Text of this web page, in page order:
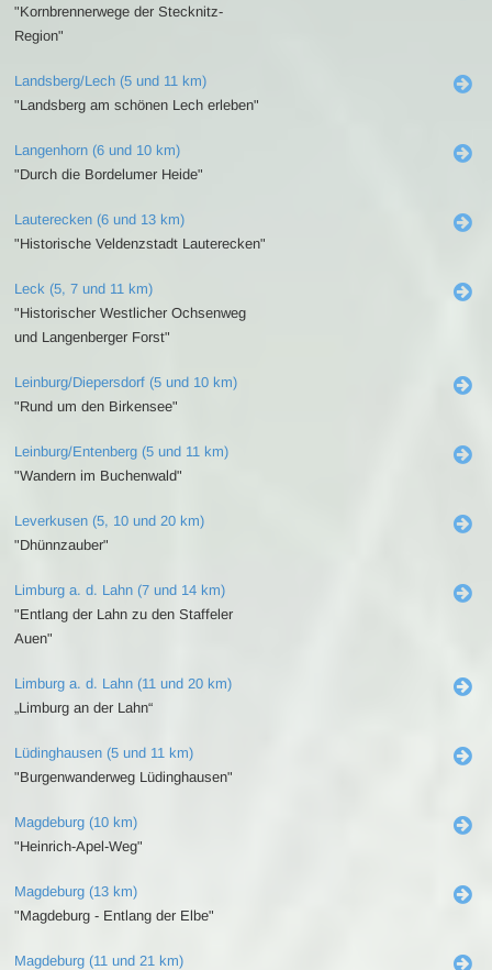
"Kornbrennerwege der Stecknitz-
Region"
Landsberg/Lech (5 und 11 km)
"Landsberg am schönen Lech erleben"
Langenhorn (6 und 10 km)
"Durch die Bordelumer Heide"
Lauterecken (6 und 13 km)
"Historische Veldenzstadt Lauterecken"
Leck (5, 7 und 11 km)
"Historischer Westlicher Ochsenweg
und Langenberger Forst"
Leinburg/Diepersdorf (5 und 10 km)
"Rund um den Birkensee"
Leinburg/Entenberg (5 und 11 km)
"Wandern im Buchenwald"
Leverkusen (5, 10 und 20 km)
"Dhünnzauber"
Limburg a. d. Lahn (7 und 14 km)
"Entlang der Lahn zu den Staffeler
Auen"
Limburg a. d. Lahn (11 und 20 km)
„Limburg an der Lahn“
Lüdinghausen (5 und 11 km)
"Burgenwanderweg Lüdinghausen"
Magdeburg (10 km)
"Heinrich-Apel-Weg"
Magdeburg (13 km)
"Magdeburg - Entlang der Elbe"
Magdeburg (11 und 21 km)